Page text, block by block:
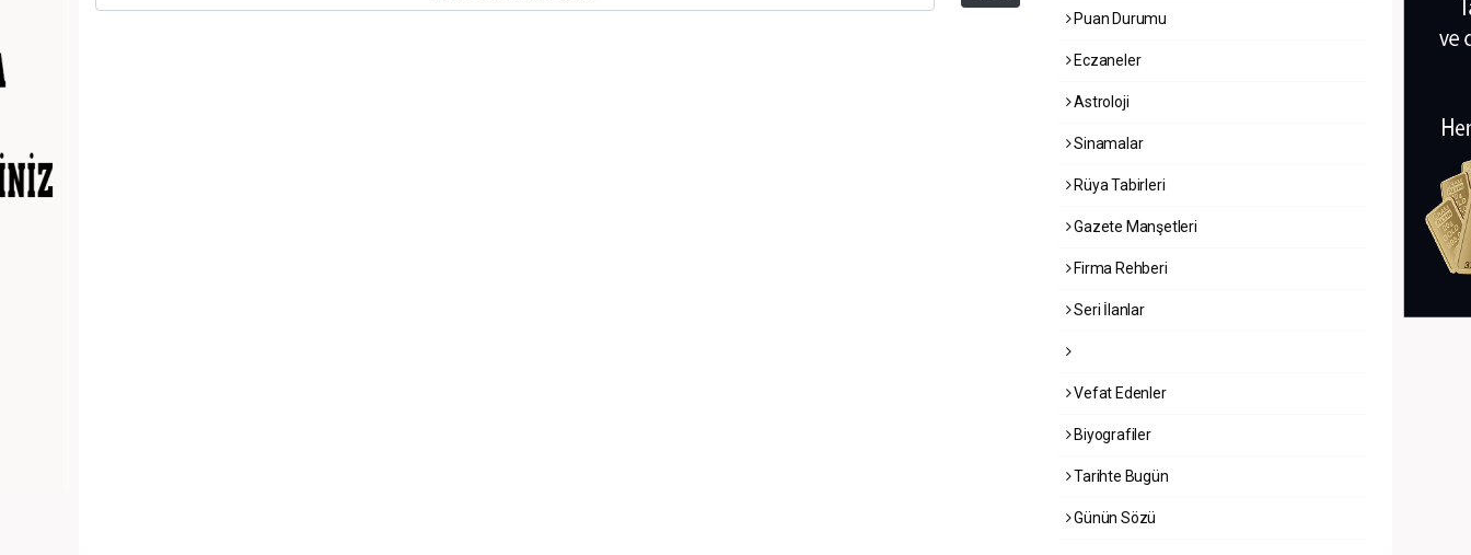
Puan Durumu
Eczaneler
Astroloji
Sinamalar
Rüya Tabirleri
Gazete Manşetleri
Firma Rehberi
Seri İlanlar
Vefat Edenler
Biyografiler
Tarihte Bugün
Günün Sözü